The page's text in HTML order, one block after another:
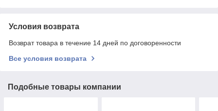
Условия возврата
Возврат товара в течение 14 дней по договоренности
Все условия возврата
Подобные товары компании